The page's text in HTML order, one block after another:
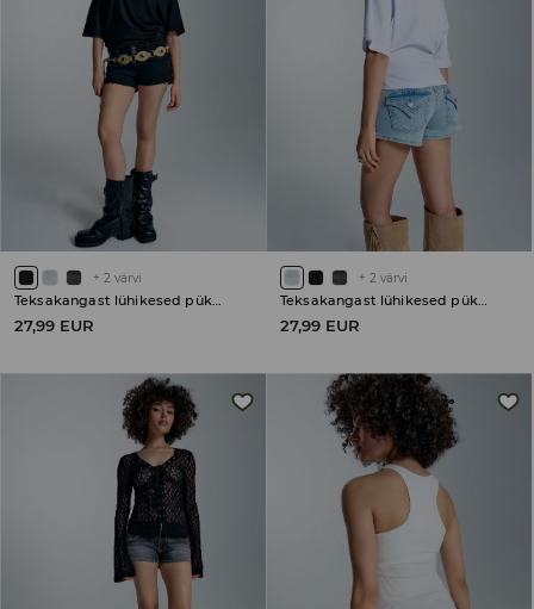
+ 2 värvi
Teksakangast lühikesed püksid
27,99 EUR
+ 2 värvi
Teksakangast lühikesed püksid
27,99 EUR